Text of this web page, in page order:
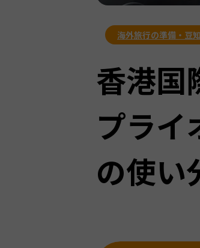
海外旅行の準備・豆
香港国
プライ
の使い